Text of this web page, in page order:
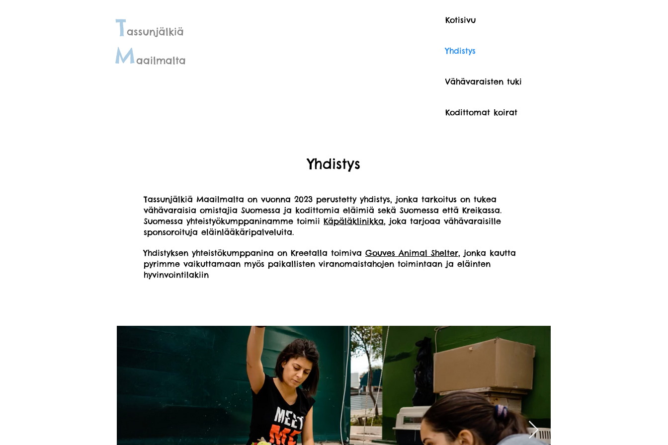
Tassunjälkiä
Maailmalta
Kotisivu
Yhdistys
Vähävaraisten tuki
Kodittomat koirat
Yhdistys
Tassunjälkiä Maailmalta on vuonna 2023 perustetty yhdistys, jonka tarkoitus on tukea
vähävaraisia omistajia Suomessa ja kodittomia eläimiä sekä Suomessa että Kreikassa.
Suomessa yhteistyökumppaninamme toimii Käpäläklinikka, joka tarjoaa vähävaraisille
sponsoroituja eläinlääkäripalveluita.
Yhdistyksen yhteistökumppanina on Kreetalla toimiva Gouves Animal Shelter, jonka kautta
pyrimme vaikuttamaan myös paikallisten viranomaistahojen toimintaan ja eläinten
hyvinvointilakiin